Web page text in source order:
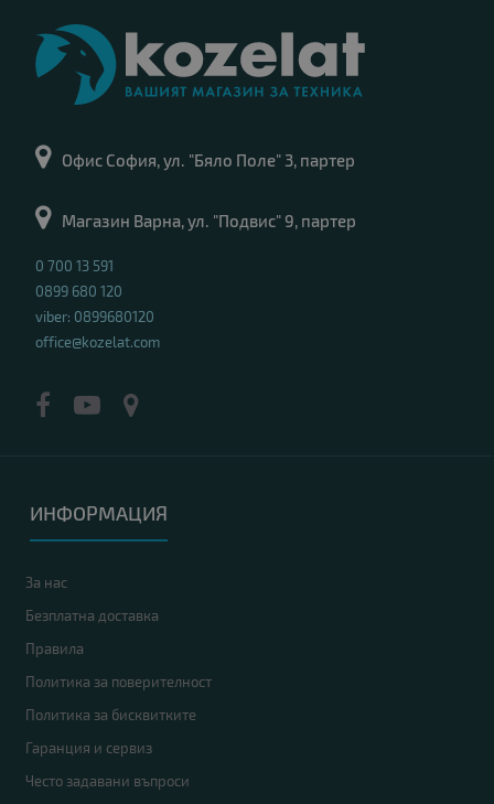
Офис София, ул. "Бяло Поле" 3, партер
Магазин Варна, ул. "Подвис" 9, партер
0 700 13 591
0899 680 120
viber: 0899680120
office@kozelat.com
ИНФОРМАЦИЯ
За нас
Безплатна доставка
Правила
Политика за поверителност
Политика за бисквитките
Гаранция и сервиз
Често задавани въпроси